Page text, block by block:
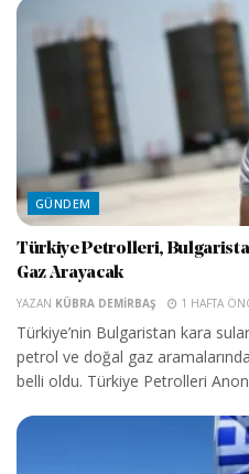
GÜNDEM
Türkiye Petrolleri,
Gaz Arayacak
YAZAN KÜBRA DEMIRBAŞ 1 HAFTA
Türkiye’nin Bulgaristan kara
petrol ve doğal gaz
belli oldu. Türkiye Petrolleri